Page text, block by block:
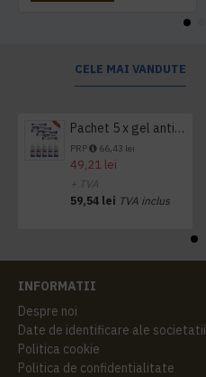
CELE MAI VANDUTE
Pachet 5 x gel antibacterian 50ml si 3 x Servetele antibacteriene 48 buc Hygienium
PRP 66,43 lei
49,21 lei
+ TVA
59,54 lei TVA inclus
INFORMATII
Despre noi
Date de identificare ale societatii
Politica cookie
Politica de confidentialitate